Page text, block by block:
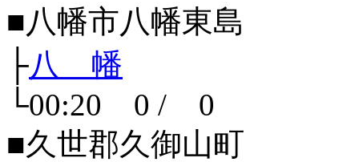
■八幡市八幡東島
├八 幡
└00:20 0 / 0
■久世郡久御山町